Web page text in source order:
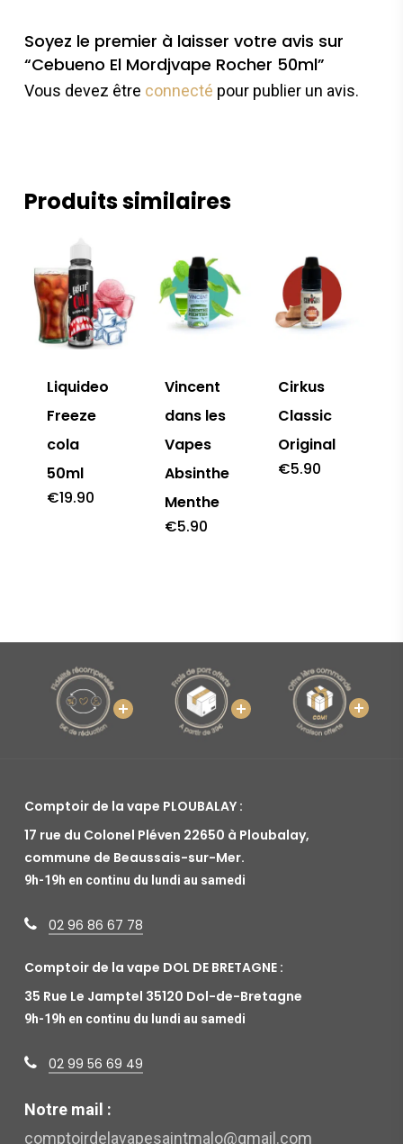
Soyez le premier à laisser votre avis sur
“Cebueno El Mordjvape Rocher 50ml”
Vous devez être connecté pour publier un avis.
Produits similaires
Liquideo
Freeze
cola
50ml
€19.90
Vincent
dans les
Vapes
Absinthe
Menthe
€5.90
Cirkus
Classic
Original
€5.90
Comptoir de la vape PLOUBALAY :
17 rue du Colonel Pléven 22650 à Ploubalay,
commune de Beaussais-sur-Mer.
9h-19h en continu du lundi au samedi
02 96 86 67 78
Comptoir de la vape DOL DE BRETAGNE :
35 Rue Le Jamptel 35120 Dol-de-Bretagne
9h-19h en continu du lundi au samedi
02 99 56 69 49
Notre mail :
comptoirdelavapesaintmalo@gmail.com